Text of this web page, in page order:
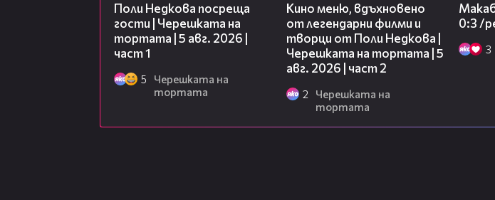
Поли Недкова посреща
гости | Черешката на
тортата | 5 авг. 2026 |
част 1
5
Черешката на
тортата
Кино меню, вдъхновено
от легендарни филми и
творци от Поли Недкова |
Черешката на тортата | 5
авг. 2026 | част 2
2
Черешката на
тортата
0:3 /
3